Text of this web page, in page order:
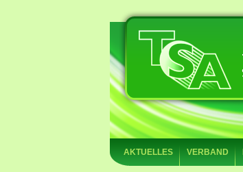
AKTUELLES VERBAND